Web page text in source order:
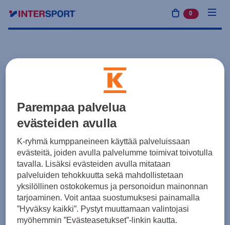
0 tuotetta
Parempaa palvelua
evästeiden avulla
K-ryhmä kumppaneineen käyttää palveluissaan
evästeitä, joiden avulla palvelumme toimivat toivotulla
tavalla. Lisäksi evästeiden avulla mitataan
palveluiden tehokkuutta sekä mahdollistetaan
yksilöllinen ostokokemus ja personoidun mainonnan
tarjoaminen. Voit antaa suostumuksesi painamalla
”Hyväksy kaikki”. Pystyt muuttamaan valintojasi
myöhemmin ”Evästeasetukset”-linkin kautta.